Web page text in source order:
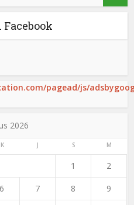
pagead/js/
2026
K J S M
1 2
6 7 8 9